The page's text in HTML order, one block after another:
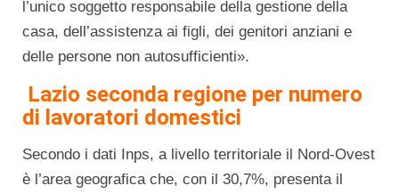
l’unico soggetto responsabile della gestione della
casa, dell’assistenza ai figli, dei genitori anziani e
delle persone non autosufficienti».
Lazio seconda regione per numero
di lavoratori domestici
Secondo i dati Inps, a livello territoriale il Nord-Ovest
è l’area geografica che, con il 30,7%, presenta il